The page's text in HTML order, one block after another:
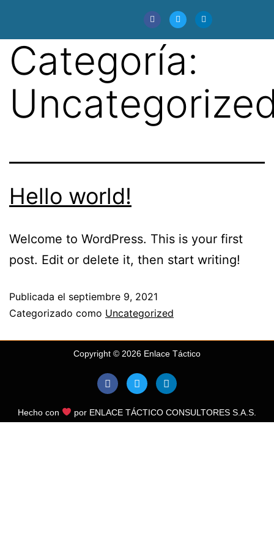
Categoría:
Hello world!
Welcome to WordPress. This is your first
post. Edit or delete it, then start writing!
Publicada el septiembre 9, 2021
Categorizado como Uncategorized
Copyright © 2026 Enlace Táctico
Hecho con por ENLACE TÁCTICO CONSULTORES S.A.S.